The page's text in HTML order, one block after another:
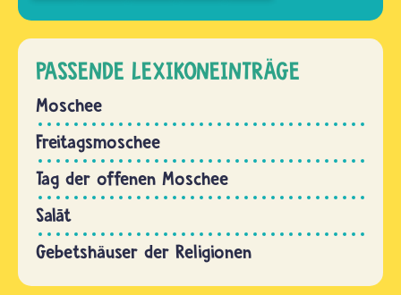
PASSENDE LEXIKONEINTRÄGE
Moschee
Freitagsmoschee
Tag der offenen Moschee
Salāt
Gebetshäuser der Religionen